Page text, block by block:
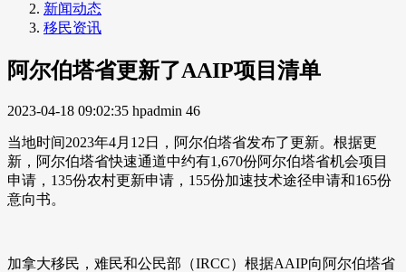
新闻动态
移民资讯
阿尔伯塔省更新了AAIP项目清单
2023-04-18 09:02:35 hpadmin 46
当地时间2023年4月12日，阿尔伯塔省发布了更新。根据更
新，阿尔伯塔省快速通道中约有1,670份阿尔伯塔省机会项目
申请，135份农村更新申请，155份加速技术途径申请和165份
意向书。
加拿大移民，难民和公民部（IRCC）根据AAIP向阿尔伯塔省